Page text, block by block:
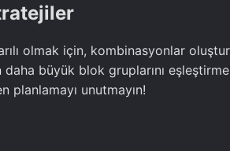
olmak için, kombinasyonlar
büyük blok gruplarını
planlamayı unutmayın!